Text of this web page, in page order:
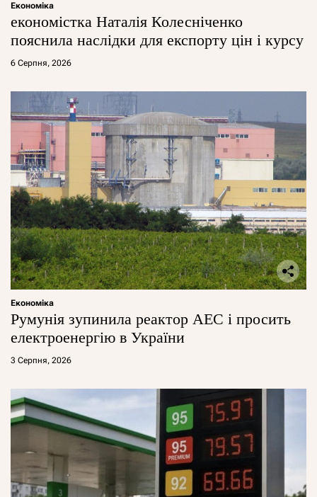
Економіка
економістка Наталія Колесніченко
пояснила наслідки для експорту цін і курсу
6 Серпня, 2026
Економіка
Румунія зупинила реактор АЕС і просить
електроенергію в України
3 Серпня, 2026